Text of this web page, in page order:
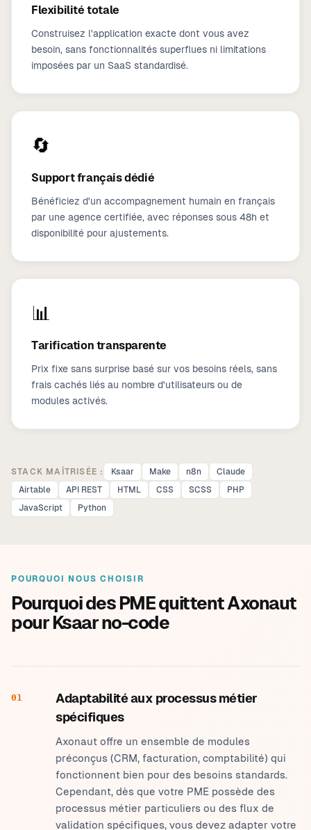
Flexibilité totale
Construisez l'application exacte dont vous avez
besoin, sans fonctionnalités superflues ni limitations
imposées par un SaaS standardisé.
🔄
Support français dédié
Bénéficiez d'un accompagnement humain en français
par une agence certifiée, avec réponses sous 48h et
disponibilité pour ajustements.
📊
Tarification transparente
Prix fixe sans surprise basé sur vos besoins réels, sans
frais cachés liés au nombre d'utilisateurs ou de
modules activés.
STACK MAÎTRISÉE : Ksaar Make n8n
Claude
Airtable
API REST HTML CSS SCSS
PHP
JavaScript
Python
POURQUOI NOUS CHOISIR
Pourquoi des PME quittent Axonaut
pour Ksaar no-code
01
Adaptabilité aux processus métier
spécifiques
Axonaut offre un ensemble de modules
préconçus (CRM, facturation, comptabilité) qui
fonctionnent bien pour des besoins standards.
Cependant, dès que votre PME possède des
processus métier particuliers ou des flux de
validation spécifiques, vous devez adapter votre